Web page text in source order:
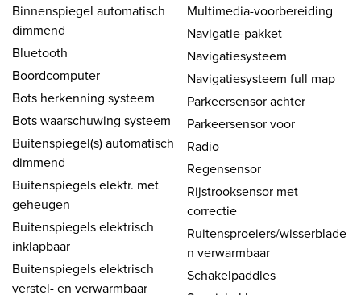
Binnenspiegel automatisch
dimmend
Bluetooth
Boordcomputer
Bots herkenning systeem
Bots waarschuwing systeem
Buitenspiegel(s) automatisch
dimmend
Buitenspiegels elektr. met
geheugen
Buitenspiegels elektrisch
inklapbaar
Buitenspiegels elektrisch
verstel- en verwarmbaar
Multimedia-voorbereiding
Navigatie-pakket
Navigatiesysteem
Navigatiesysteem full map
Parkeersensor achter
Parkeersensor voor
Radio
Regensensor
Rijstrooksensor met
correctie
Ruitensproeiers/wisserblade
n verwarmbaar
Schakelpaddles